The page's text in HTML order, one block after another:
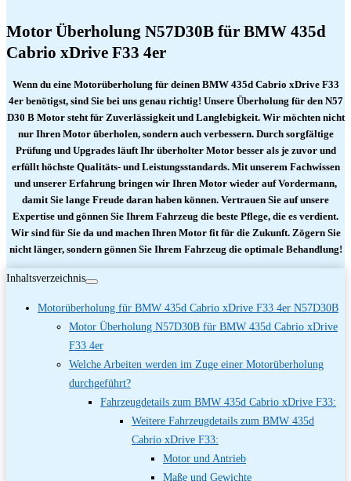
Motor Überholung N57D30B für BMW 435d
Cabrio xDrive F33 4er
Wenn du eine Motorüberholung für deinen BMW 435d Cabrio xDrive F33
4er benötigst, sind Sie bei uns genau richtig! Unsere Überholung für den N57
D30 B Motor steht für Zuverlässigkeit und Langlebigkeit. Wir möchten nicht
nur Ihren Motor überholen, sondern auch verbessern. Durch sorgfältige
Prüfung und Upgrades läuft Ihr überholter Motor besser als je zuvor und
erfüllt höchste Qualitäts- und Leistungsstandards. Mit unserem Fachwissen
und unserer Erfahrung bringen wir Ihren Motor wieder auf Vordermann,
damit Sie lange Freude daran haben können. Vertrauen Sie auf unsere
Expertise und gönnen Sie Ihrem Fahrzeug die beste Pflege, die es verdient.
Wir sind für Sie da und machen Ihren Motor fit für die Zukunft. Zögern Sie
nicht länger, sondern gönnen Sie Ihrem Fahrzeug die optimale Behandlung!
Inhaltsverzeichnis
Motorüberholung für BMW 435d Cabrio xDrive F33 4er N57D30B
Motor Überholung N57D30B für BMW 435d Cabrio xDrive
F33 4er
Welche Arbeiten werden im Zuge einer Motorüberholung
durchgeführt?
Fahrzeugdetails zum BMW 435d Cabrio xDrive F33:
Weitere Fahrzeugdetails zum BMW 435d
Cabrio xDrive F33:
Motor und Antrieb
Maße und Gewichte